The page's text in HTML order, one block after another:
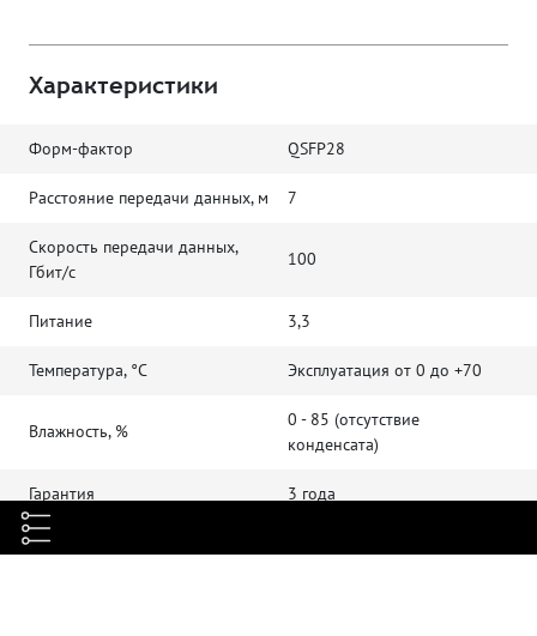
Характеристики
Форм-фактор QSFP28
Расстояние передачи данных, м 7
Скорость передачи данных,
Гбит/с
100
Питание 3,3
Температура, °C Эксплуатация от 0 до +70
Влажность, %
0 - 85 (отсутствие
конденсата)
Гарантия 3 года